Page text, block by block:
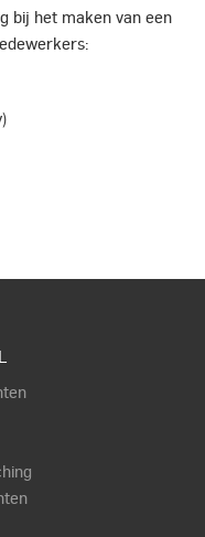
bij het maken van een